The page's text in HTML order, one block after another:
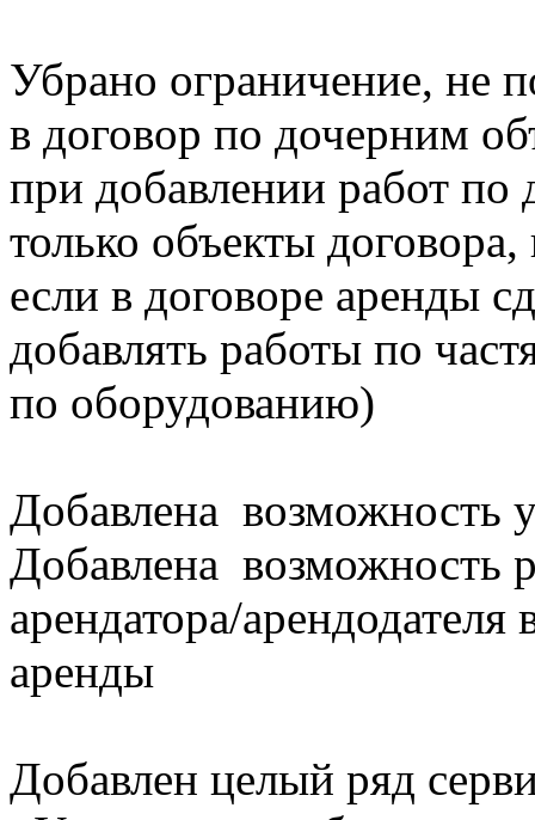
Убрано ограничение, не
в договор по дочерним
при добавлении работ по
только объекты
если в договоре аренды
добавлять работы по
по оборудованию)
Добавлена возможность
Добавлена возможность
арендатора/
аренды
Добавлен целый ряд